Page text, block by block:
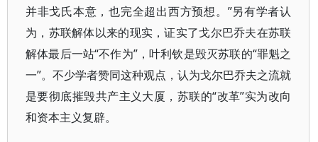
并非戈氏本意，也完全超出西方预想。”另有学者认
为，苏联解体以来的现实，证实了戈尔巴乔夫在苏联
解体最后一站“不作为”，叶利钦是毁灭苏联的“罪魁之
一”。不少学者赞同这种观点，认为戈尔巴乔夫之流就
是要彻底摧毁共产主义大厦，苏联的“改革”实为改向
和资本主义复辟。